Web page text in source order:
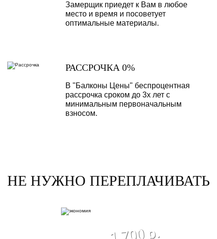
Замерщик приедет к Вам в любое
место и время и посоветует
оптимальные материалы.
РАССРОЧКА 0%
В "Балконы Цены" беспроцентная
рассрочка сроком до 3х лет с
минимальным первоначальным
взносом.
НЕ НУЖНО ПЕРЕПЛАЧИВАТЬ